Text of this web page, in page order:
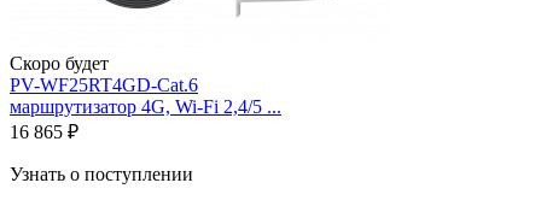
Скоро будет
PV-WF25RT4GD-Cat.6
маршрутизатор 4G, Wi-Fi 2,4/5 ...
16 865 ₽
Узнать о поступлении